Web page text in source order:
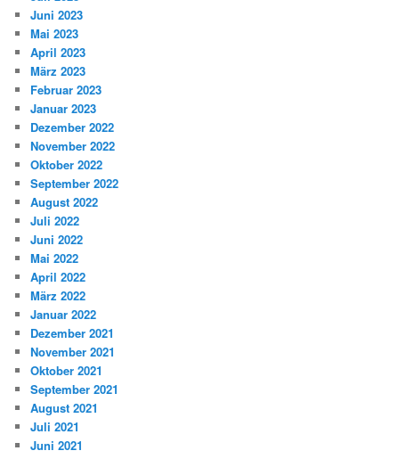
Juni 2023
Mai 2023
April 2023
März 2023
Februar 2023
Januar 2023
Dezember 2022
November 2022
Oktober 2022
September 2022
August 2022
Juli 2022
Juni 2022
Mai 2022
April 2022
März 2022
Januar 2022
Dezember 2021
November 2021
Oktober 2021
September 2021
August 2021
Juli 2021
Juni 2021